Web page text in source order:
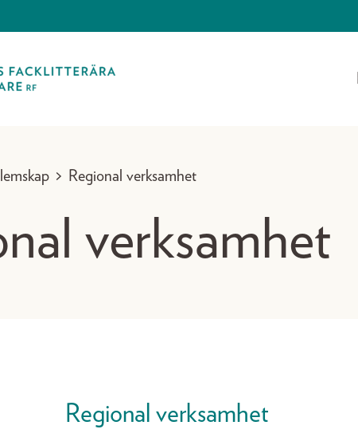
> Regional verksamhet
verksamhet
Regional verksamhet